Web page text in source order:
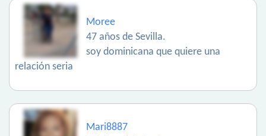
Moree
47 años de Sevilla.
soy dominicana que quiere una
relación seria
Mari8887